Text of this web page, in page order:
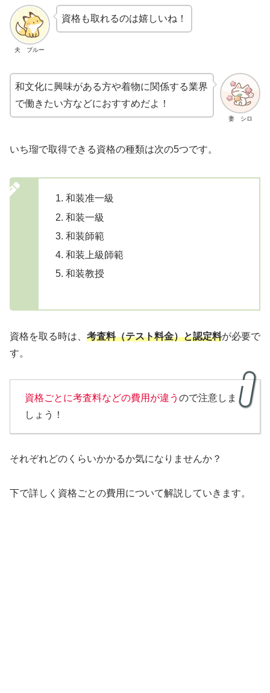
夫 ブルー
資格も取れるのは嬉しいね！
妻 シロ
和文化に興味がある方や着物に関係する業界
で働きたい方などにおすすめだよ！
いち瑠で取得できる資格の種類は次の5つです。
和装准一級
和装一級
和装師範
和装上級師範
和装教授
資格を取る時は、 考査料（テスト料金）と認定料が必要で
す。
資格ごとに考査料などの費用が違う ので注意しま
しょう！
それぞれどのくらいかかるか気になりませんか？
下で詳しく資格ごとの費用について解説していきます。